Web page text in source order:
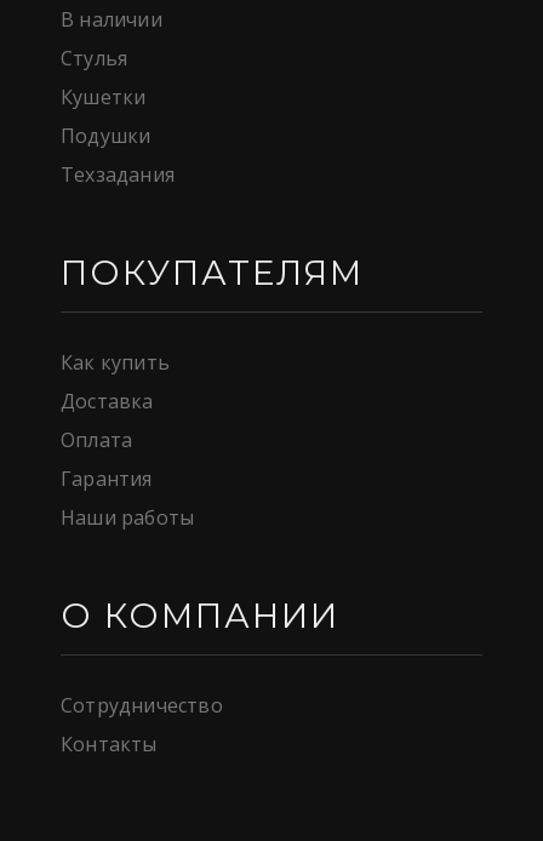
В наличии
Стулья
Кушетки
Подушки
Техзадания
ПОКУПАТЕЛЯМ
Как купить
Доставка
Оплата
Гарантия
Наши работы
О КОМПАНИИ
Сотрудничество
Контакты